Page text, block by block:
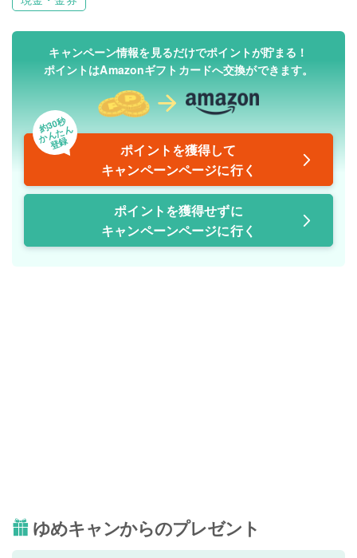
キャンペーン情報を見るだけでポイントが貯まる！
ポイントはAmazonギフトカードへ交換ができます。
約30秒
かんたん
登録
ポイントを獲得して
キャンペーンページに行く
ポイントを獲得せずに
キャンペーンページに行く
ゆめキャンからのプレゼント